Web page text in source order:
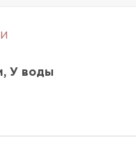
У воды